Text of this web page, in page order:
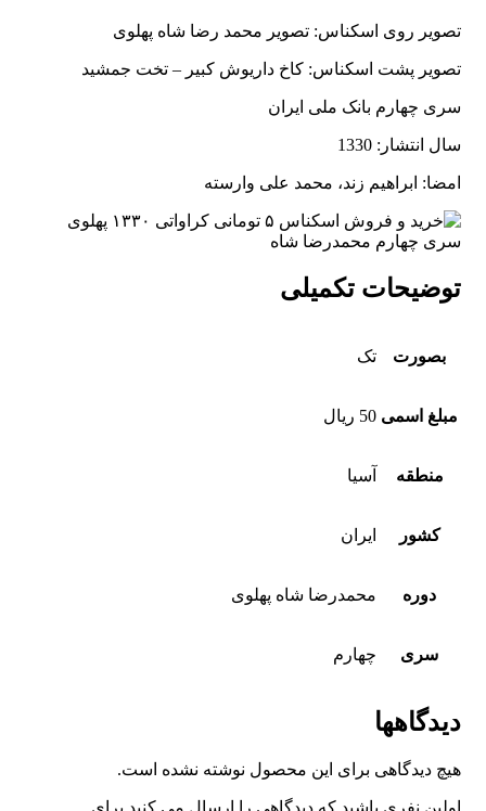
تصویر روی اسکناس: تصویر محمد رضا شاه پهلوی
تصویر پشت اسکناس: کاخ داریوش کبیر – تخت جمشید
سری چهارم بانک ملی ایران
سال انتشار: 1330
امضا: ابراهیم زند، محمد علی وارسته
توضیحات تکمیلی
بصورت تک
مبلغ اسمی 50 ریال
منطقه آسیا
کشور ایران
دوره محمدرضا شاه پهلوی
سری چهارم
دیدگاهها
هیچ دیدگاهی برای این محصول نوشته نشده است.
اولین نفری باشید که دیدگاهی را ارسال می کنید برای